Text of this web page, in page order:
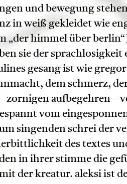
und bewegung
in weiß gekleidet wie
„der himmel über
sie der sprachlosigkeit
gesang ist wie
dem schmerz,
zornigen aufbegehren –
vom
singenden schrei der
des textes
in ihrer stimme die
der kreatur. aleksi ist